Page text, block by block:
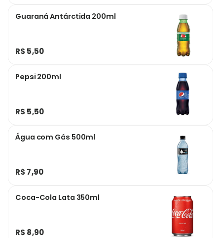
Guaraná Antárctida 200ml
R$ 5,50
Pepsi 200ml
R$ 5,50
Água com Gás 500ml
R$ 7,90
Coca-Cola Lata 350ml
R$ 8,90